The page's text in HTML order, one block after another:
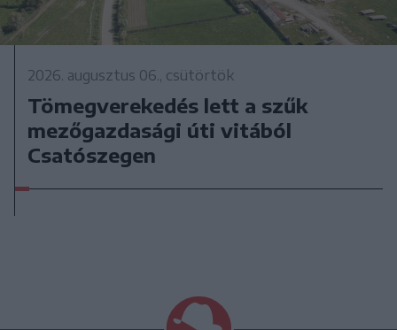
2026. augusztus 06., csütörtök
Tömegverekedés lett a szűk
mezőgazdasági úti vitából
Csatószegen